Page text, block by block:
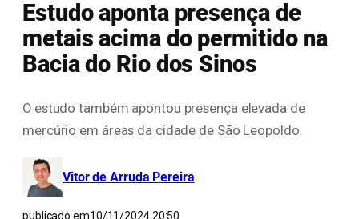
Estudo aponta presença de
metais acima do permitido na
Bacia do Rio dos Sinos
O estudo também apontou presença elevada de
mercúrio em áreas da cidade de São Leopoldo.
Vitor de Arruda Pereira
publicado em10/11/2024 20:50